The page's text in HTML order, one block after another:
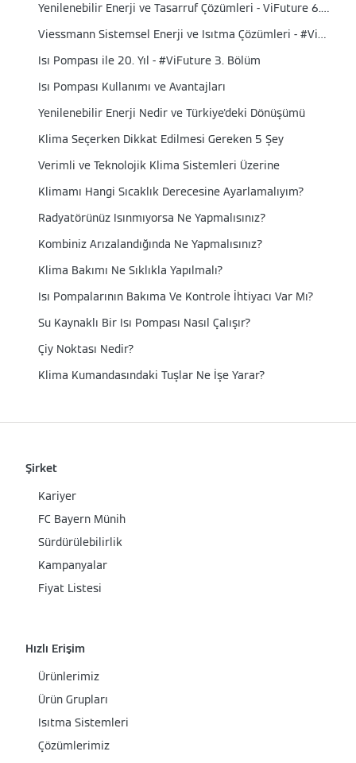
Yenilenebilir Enerji ve Tasarruf Çözümleri - ViFuture 6. Bölüm
Viessmann Sistemsel Enerji ve Isıtma Çözümleri - #ViFuture 4. Bölüm
Isı Pompası ile 20. Yıl - #ViFuture 3. Bölüm
Isı Pompası Kullanımı ve Avantajları
Yenilenebilir Enerji Nedir ve Türkiye'deki Dönüşümü
Klima Seçerken Dikkat Edilmesi Gereken 5 Şey
Verimli ve Teknolojik Klima Sistemleri Üzerine
Klimamı Hangi Sıcaklık Derecesine Ayarlamalıyım?
Radyatörünüz Isınmıyorsa Ne Yapmalısınız?
Kombiniz Arızalandığında Ne Yapmalısınız?
Klima Bakımı Ne Sıklıkla Yapılmalı?
Isı Pompalarının Bakıma Ve Kontrole İhtiyacı Var Mı?
Su Kaynaklı Bir Isı Pompası Nasıl Çalışır?
Çiy Noktası Nedir?
Klima Kumandasındaki Tuşlar Ne İşe Yarar?
Şirket
Kariyer
FC Bayern Münih
Sürdürülebilirlik
Kampanyalar
Fiyat Listesi
Hızlı Erişim
Ürünlerimiz
Ürün Grupları
Isıtma Sistemleri
Çözümlerimiz